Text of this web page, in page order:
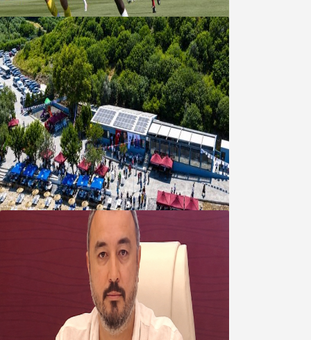
08 Ağustos 2026
Bandırma Belediyesinden
Şirinçavuş’a hayat veren tesis
08 Ağustos 2026